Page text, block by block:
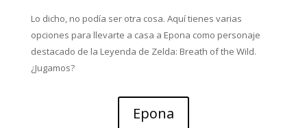
Lo dicho, no podía ser otra cosa. Aquí tienes varias
opciones para llevarte a casa a Epona como personaje
destacado de la Leyenda de Zelda: Breath of the Wild.
¿Jugamos?
Epona